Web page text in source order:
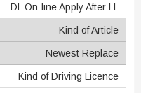
DL On-line Apply After LL
Kind of Article
Newest Replace
Kind of Driving Licence